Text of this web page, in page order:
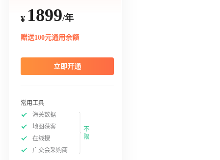
¥ 1899/年
赠送100元通用余额
立即开通
常用工具
海关数据
地图获客
在线搜
广交会采购商
不
限